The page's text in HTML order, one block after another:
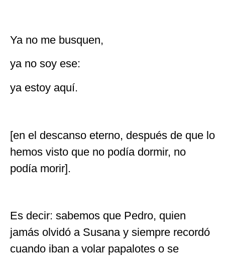
Ya no me busquen,
ya no soy ese:
ya estoy aquí.
[en el descanso eterno, después de que lo
hemos visto que no podía dormir, no
podía morir].
Es decir: sabemos que Pedro, quien
jamás olvidó a Susana y siempre recordó
cuando iban a volar papalotes o se